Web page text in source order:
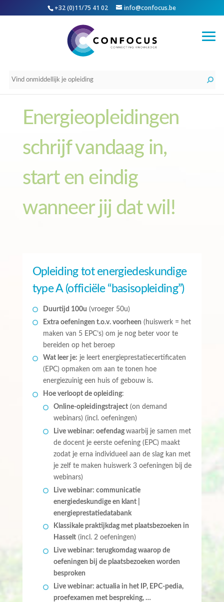
+32 (0)11/75 41 02 info@confocus.be
Energieopleidingen
schrijf vandaag in,
start en eindig
wanneer jij dat wil!
Opleiding tot energiedeskundige
type A (officiële “basisopleiding”)
Duurtijd 100u (vroeger 50u)
Extra oefeningen t.o.v. voorheen (huiswerk = het
maken van 5 EPC’s) om je nog beter voor te
bereiden op het beroep
Wat leer je: je leert energieprestatiecertificaten
(EPC) opmaken om aan te tonen hoe
energiezuinig een huis of gebouw is.
Hoe verloopt de opleiding:
Online-opleidingstraject(on demand
webinars) (incl. oefeningen)
Live webinar: oefendagwaarbij je samen met
de docent je eerste oefening (EPC) maakt
zodat je erna individueel aan de slag kan met
je zelf te maken huiswerk 3 oefeningen bij de
webinars)
Live webinar: communicatie
energiedeskundige en klant |
energieprestatiedatabank
Klassikale praktijkdag met plaatsbezoeken in
Hasselt(incl. 2 oefeningen)
Live webinar: terugkomdag waarop de
oefeningen bij de plaatsbezoeken worden
besproken
Live webinar: actualia in het IP, EPC-pedia,
proefexamen met bespreking, …